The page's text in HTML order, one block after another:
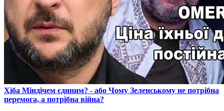
​Хіба Міндічем єдиним? - або Чому Зеленському не потрібна
перемога, а потрібна війна?